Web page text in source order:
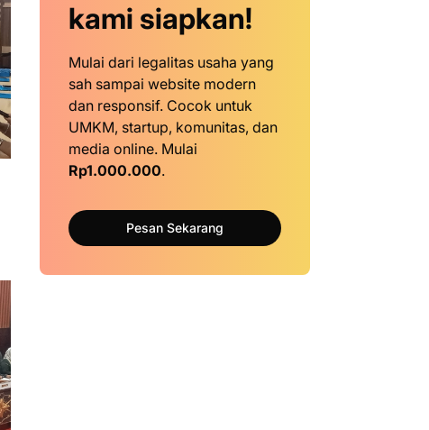
kami siapkan!
Mulai dari legalitas usaha yang
sah sampai website modern
dan responsif. Cocok untuk
UMKM, startup, komunitas, dan
media online. Mulai
Rp1.000.000.
Pesan Sekarang